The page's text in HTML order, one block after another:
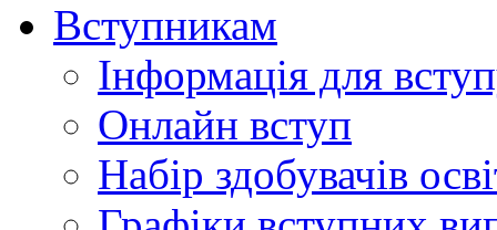
Вступникам
Інформація для
Онлайн вступ
Набір здобувачів